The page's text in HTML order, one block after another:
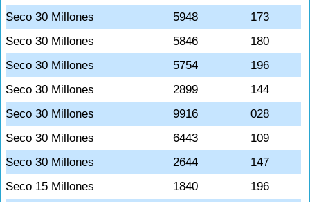
Seco 30 Millones
5948
173
Seco 30 Millones
5846
180
Seco 30 Millones
5754
196
Seco 30 Millones
2899
144
Seco 30 Millones
9916
028
Seco 30 Millones
6443
109
Seco 30 Millones
2644
147
Seco 15 Millones
1840
196